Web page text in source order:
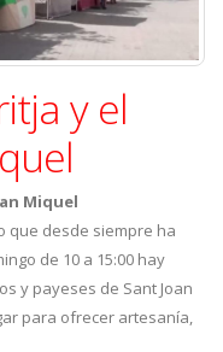
y el
Miquel
que desde siempre ha
de 10 a 15:00 hay
y payeses de Sant Joan
para ofrecer artesanía,